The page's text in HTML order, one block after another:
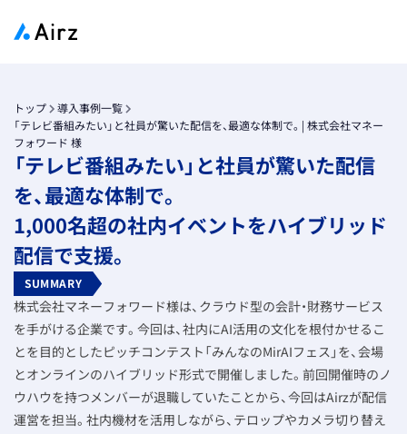
トップ
導入事例一覧
「テレビ番組みたい」と社員が驚いた配信を、最適な体制で。| 株式会社マネー
フォワード 様
「テレビ番組みたい」と社員が驚いた配信
を、最適な体制で。
1,000名超の社内イベントをハイブリッド
配信で支援。
SUMMARY
株式会社マネーフォワード様は、クラウド型の会計・財務サービス
を手がける企業です。今回は、社内にAI活用の文化を根付かせるこ
とを目的としたピッチコンテスト「みんなのMirAIフェス」を、会場
とオンラインのハイブリッド形式で開催しました。前回開催時のノ
ウハウを持つメンバーが退職していたことから、今回はAirzが配信
運営を担当。社内機材を活用しながら、テロップやカメラ切り替え